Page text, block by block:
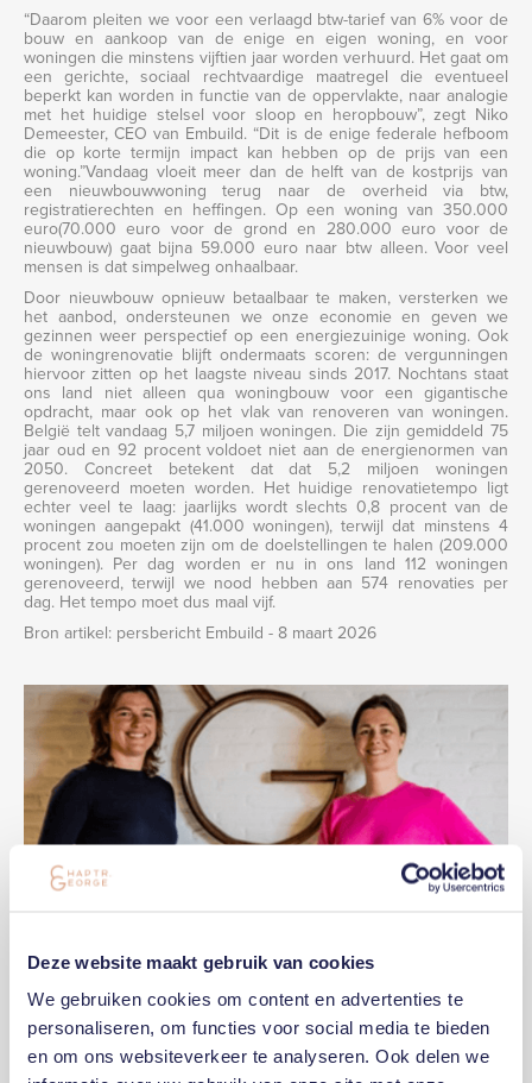
Deze website maakt gebruik van cookies
We gebruiken cookies om content en advertenties te
personaliseren, om functies voor social media te bieden
en om ons websiteverkeer te analyseren. Ook delen we
July 2023 BLOGARTIKEL
Een sterk bedrijf geleid door twee 'stercke' dames
“Daarom pleiten we voor een verlaagd btw-tarief van 6% voor de
bouw en aankoop van de enige en eigen woning, en voor
woningen die minstens vijftien jaar worden verhuurd. Het gaat om
een gerichte, sociaal rechtvaardige maatregel die eventueel
beperkt kan worden in functie van de oppervlakte, naar analogie
met het huidige stelsel voor sloop en heropbouw”, zegt Niko
Demeester, CEO van Embuild. “Dit is de enige federale hefboom
die op korte termijn impact kan hebben op de prijs van een
woning.”Vandaag vloeit meer dan de helft van de kostprijs van
een nieuwbouwwoning terug naar de overheid via btw,
registratierechten en heffingen. Op een woning van 350.000
euro(70.000 euro voor de grond en 280.000 euro voor de
nieuwbouw) gaat bijna 59.000 euro naar btw alleen. Voor veel
mensen is dat simpelweg onhaalbaar.
Door nieuwbouw opnieuw betaalbaar te maken, versterken we
het aanbod, ondersteunen we onze economie en geven we
gezinnen weer perspectief op een energiezuinige woning. Ook
de woningrenovatie blijft ondermaats scoren: de vergunningen
hiervoor zitten op het laagste niveau sinds 2017. Nochtans staat
ons land niet alleen qua woningbouw voor een gigantische
opdracht, maar ook op het vlak van renoveren van woningen.
België telt vandaag 5,7 miljoen woningen. Die zijn gemiddeld 75
jaar oud en 92 procent voldoet niet aan de energienormen van
2050. Concreet betekent dat dat 5,2 miljoen woningen
gerenoveerd moeten worden. Het huidige renovatietempo ligt
echter veel te laag: jaarlijks wordt slechts 0,8 procent van de
woningen aangepakt (41.000 woningen), terwijl dat minstens 4
procent zou moeten zijn om de doelstellingen te halen (209.000
woningen). Per dag worden er nu in ons land 112 woningen
gerenoveerd, terwijl we nood hebben aan 574 renovaties per
dag. Het tempo moet dus maal vijf.
Bron artikel: persbericht Embuild - 8 maart 2026